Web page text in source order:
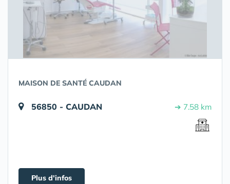
MAISON DE SANTÉ CAUDAN
56850 - CAUDAN ➔ 7.58 km
Plus d'infos